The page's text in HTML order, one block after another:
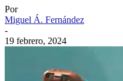
Por
Miguel Á. Fernández
-
19 febrero, 2024